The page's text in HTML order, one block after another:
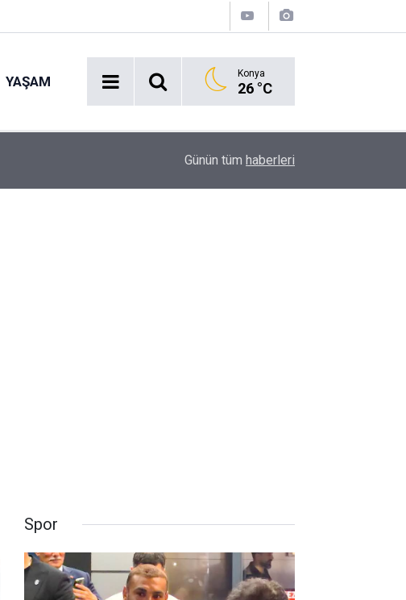
YAŞAM Konya
26 °C
Akaryakıt İstasyonunda Panik: Lastikçi
Günün tüm haberleri
Spor